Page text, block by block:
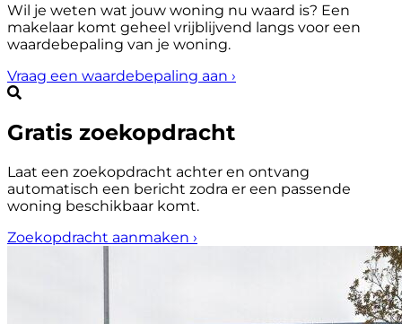
Wil je weten wat jouw woning nu waard is? Een
makelaar komt geheel vrijblijvend langs voor een
waardebepaling van je woning.
Vraag een waardebepaling aan ›
Gratis zoekopdracht
Laat een zoekopdracht achter en ontvang
automatisch een bericht zodra er een passende
woning beschikbaar komt.
Zoekopdracht aanmaken ›